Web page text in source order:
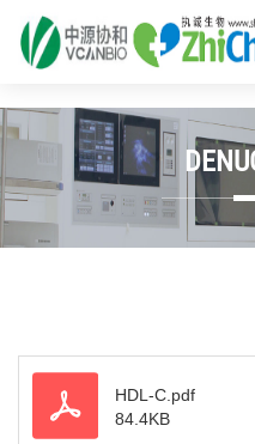
HDL-C.pdf
84.4KB